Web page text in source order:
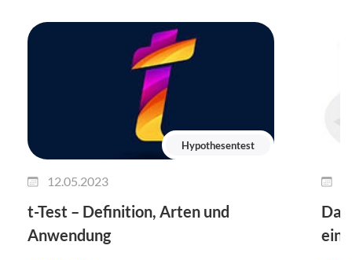
Hypothesentest
12.05.2023
t-Test – Definition, Arten und
Anwendung